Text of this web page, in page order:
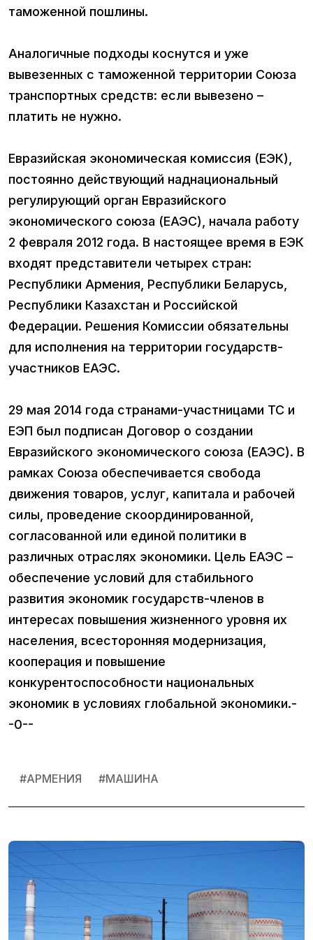
таможенной пошлины.
Аналогичные подходы коснутся и уже
вывезенных с таможенной территории Союза
транспортных средств: если вывезено –
платить не нужно.
Евразийская экономическая комиссия (ЕЭК),
постоянно действующий наднациональный
регулирующий орган Евразийского
экономического союза (ЕАЭС), начала работу
2 февраля 2012 года. В настоящее время в ЕЭК
входят представители четырех стран:
Республики Армения, Республики Беларусь,
Республики Казахстан и Российской
Федерации. Решения Комиссии обязательны
для исполнения на территории государств-
участников ЕАЭС.
29 мая 2014 года странами-участницами ТС и
ЕЭП был подписан Договор о создании
Евразийского экономического союза (ЕАЭС). В
рамках Союза обеспечивается свобода
движения товаров, услуг, капитала и рабочей
силы, проведение скоординированной,
согласованной или единой политики в
различных отраслях экономики. Цель ЕАЭС –
обеспечение условий для стабильного
развития экономик государств-членов в
интересах повышения жизненного уровня их
населения, всесторонняя модернизация,
кооперация и повышение
конкурентоспособности национальных
экономик в условиях глобальной экономики.-
-0--
#АРМЕНИЯ #МАШИНА